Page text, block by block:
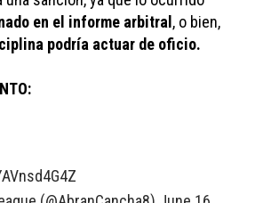
en el informe arbitral , o bien,
podría actuar de oficio.